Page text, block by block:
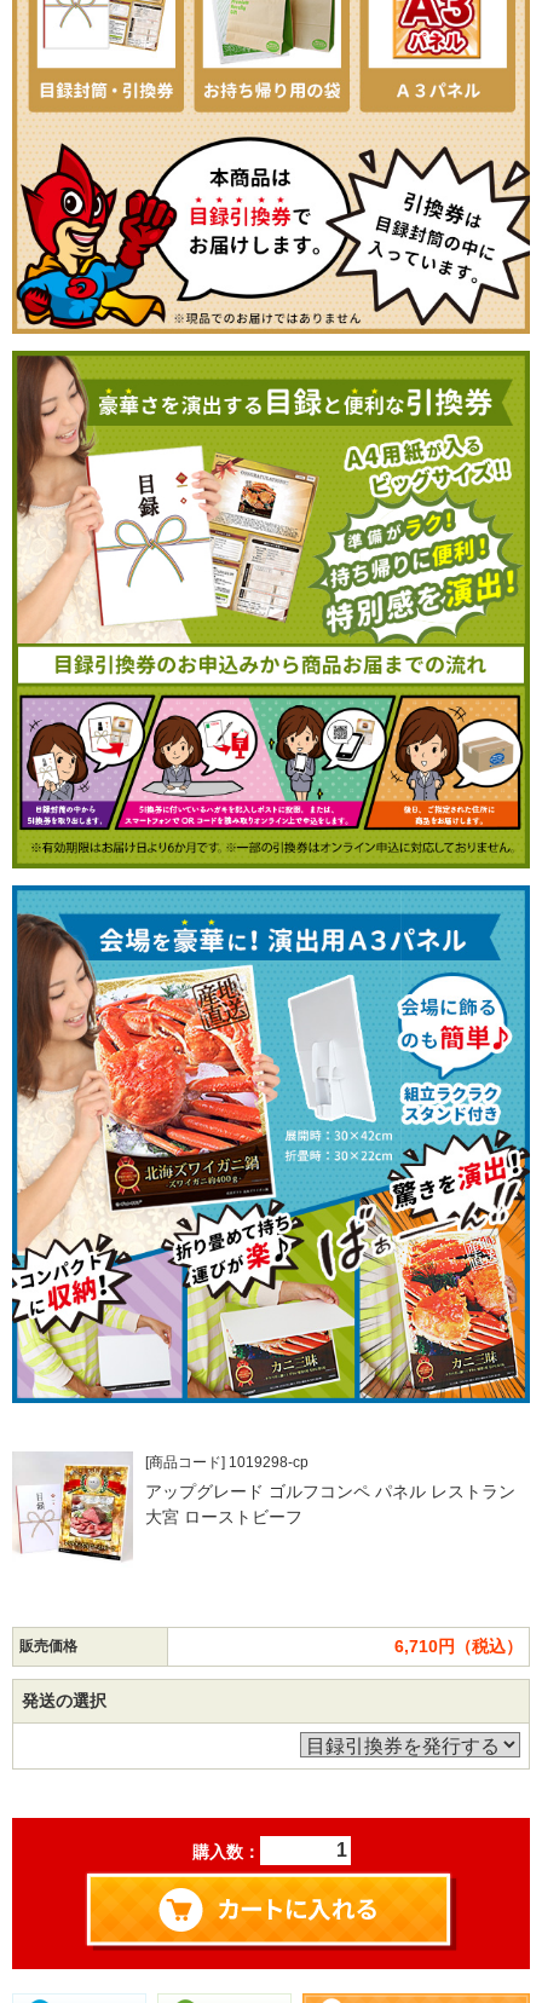
[商品コード] 1019298-cp
アップグレード ゴルフコンペ パネル レストラン
大宮 ローストビーフ
販売価格 6,710円（税込）
発送の選択
購入数：